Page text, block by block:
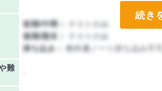
前期/中間：
テストのみ
後期/期末：
テストのみ
持ち込み：
教科書ノート持ち込み不可
難
続き